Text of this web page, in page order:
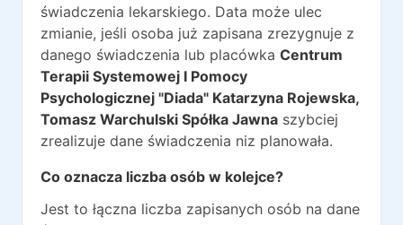
świadczenia lekarskiego. Data może ulec
zmianie, jeśli osoba już zapisana zrezygnuje z
danego świadczenia lub placówka Centrum
Terapii Systemowej I Pomocy
Psychologicznej "Diada" Katarzyna Rojewska,
Tomasz Warchulski Spółka Jawna szybciej
zrealizuje dane świadczenia niz planowała.
Co oznacza liczba osób w kolejce?
Jest to łączna liczba zapisanych osób na dane